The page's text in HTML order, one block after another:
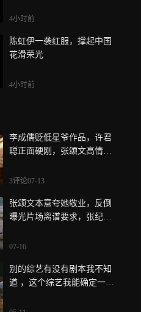
4小时前
陈虹伊一袭红服，撑起中国
花滑荣光
4小时前
李成儒贬低星爷作品，许君
聪正面硬刚，张颂文高情商
3评论07-13
张颂文本意夸她敬业，反倒
曝光片场离谱要求，张纪中
07-16
别的综艺有没有剧本我不知
道 ，这个综艺我能确定一定